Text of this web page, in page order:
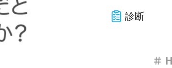
診断